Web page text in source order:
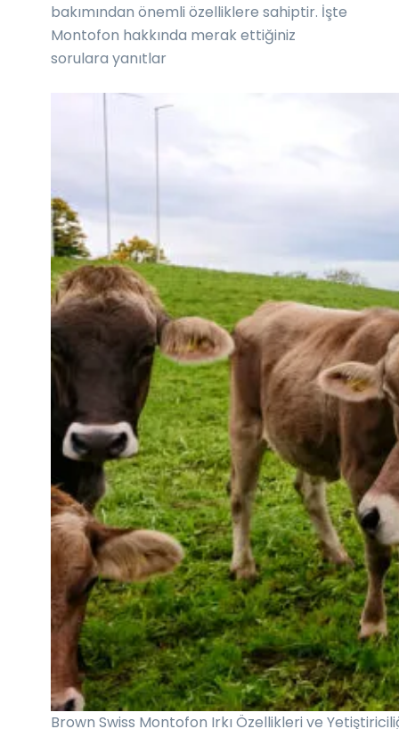
bakımından önemli özelliklere sahiptir. İşte
Montofon hakkında merak ettiğiniz
sorulara yanıtlar
Brown Swiss Montofon Irkı Özellikleri ve